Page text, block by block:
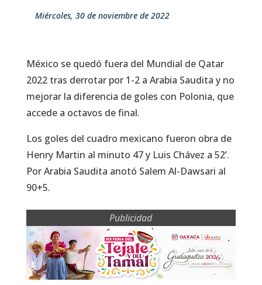
miércoles, 30 de noviembre de 2022
México se quedó fuera del Mundial de Qatar
2022 tras derrotar por 1-2 a Arabia Saudita y no
mejorar la diferencia de goles con Polonia, que
accede a octavos de final.
Los goles del cuadro mexicano fueron obra de
Henry Martin al minuto 47 y Luis Chávez a 52’.
Por Arabia Saudita anotó Salem Al-Dawsari al
90+5.
Publicidad